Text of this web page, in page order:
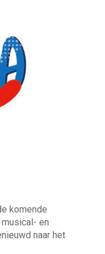
komende
musical- en
naar het